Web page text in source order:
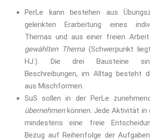
PerLe kann bestehen aus
gelenkten Erarbeitung eines
Themas und aus einer freien
gewählten Thema (Schwerpunkt
HJ.). Die drei Bausteine
Beschreibungen, im Alltag besteht
aus Mischformen.
SuS sollen in der PerLe
übernehmenkönnen. Jede Aktivität in
mindestens eine freie
Bezug auf Reihenfolge der